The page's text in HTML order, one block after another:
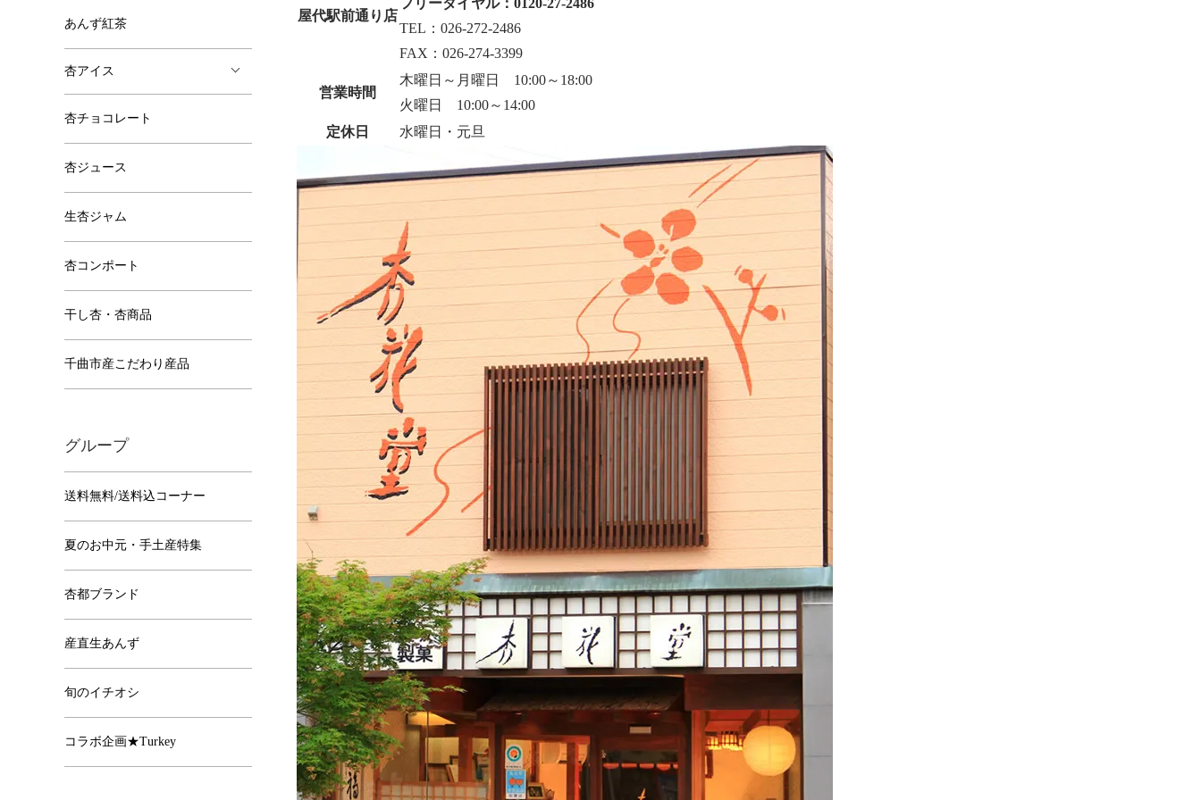
屋代駅前通り店
TEL：026-272-2486
FAX：026-274-3399
営業時間
木曜日～月曜日 10:00～18:00
火曜日 10:00～14:00
定休日
水曜日・元旦
あんず紅茶
杏アイス
杏チョコレート
杏ジュース
生杏ジャム
杏コンポート
干し杏・杏商品
千曲市産こだわり産品
グループ
送料無料/送料込コーナー
夏のお中元・手土産特集
杏都ブランド
産直生あんず
旬のイチオシ
コラボ企画★Turkey